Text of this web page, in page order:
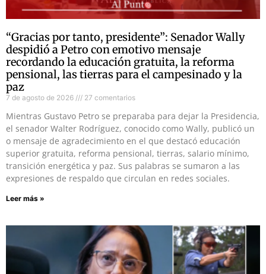
“Gracias por tanto, presidente”: Senador Wally
despidió a Petro con emotivo mensaje
recordando la educación gratuita, la reforma
pensional, las tierras para el campesinado y la
paz
7 de agosto de 2026 27 comentarios
Mientras Gustavo Petro se preparaba para dejar la Presidencia,
el senador Walter Rodríguez, conocido como Wally, publicó un
o mensaje de agradecimiento en el que destacó educación
superior gratuita, reforma pensional, tierras, salario mínimo,
transición energética y paz. Sus palabras se sumaron a las
expresiones de respaldo que circulan en redes sociales.
Leer más »